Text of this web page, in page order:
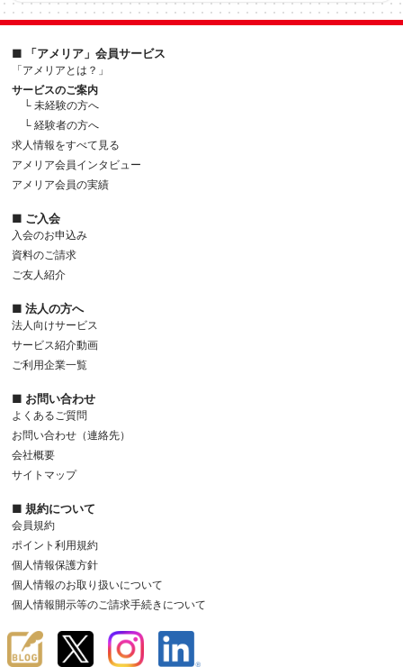
■ 「アメリア」会員サービス
「アメリアとは？」
サービスのご案内
└ 未経験の方へ
└ 経験者の方へ
求人情報をすべて見る
アメリア会員インタビュー
アメリア会員の実績
■ ご入会
入会のお申込み
資料のご請求
ご友人紹介
■ 法人の方へ
法人向けサービス
サービス紹介動画
ご利用企業一覧
■ お問い合わせ
よくあるご質問
お問い合わせ（連絡先）
会社概要
サイトマップ
■ 規約について
会員規約
ポイント利用規約
個人情報保護方針
個人情報のお取り扱いについて
個人情報開示等のご請求手続きについて